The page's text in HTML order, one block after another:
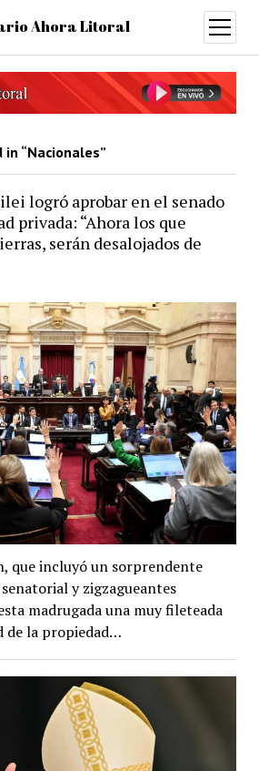
Ahora Litoral
open
menu
“Nacionales”
logró aprobar en el senado
privada: “Ahora los que
serán desalojados de
que incluyó un sorprendente
y zigzagueantes
madrugada una muy fileteada
de la propiedad…